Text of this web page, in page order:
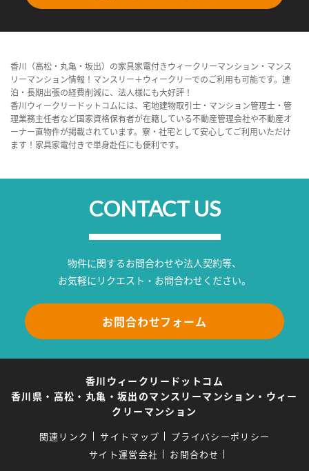
香川（高松・丸亀・坂出）の家具家電付きウィークリーマンション・マンス
リーマンション情報！マンスリー＋ウィークリーでのご利用も可能です。連
泊・長期出張の経費削減に、法人様にも大好評！
香川ウィークリードットコムには、宅地建物取引士・マンション管理士・管
理業務主任者など国家資格保有者が在籍している不動産管理会社や不動産オ
ーナー直物件が掲載されています。寮・社宅として安心してご利用いただけ
ます！家具家電付きで単身赴任にも便利です。
CONTACT US
物件に関するお問合わせや法人契約等、
お気軽にリクエスト・お問合わせください。
お問合わせフォーム
香川ウィークリードットコム
香川県・高松・丸亀・坂出のマンスリーマンション・ウィー
クリーマンション
関連リンク サイトマップ
プライバシーポリシー
サイト運営会社
お問合わせ